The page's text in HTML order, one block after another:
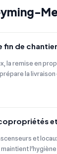
fin de chantier
la remise en
la
et